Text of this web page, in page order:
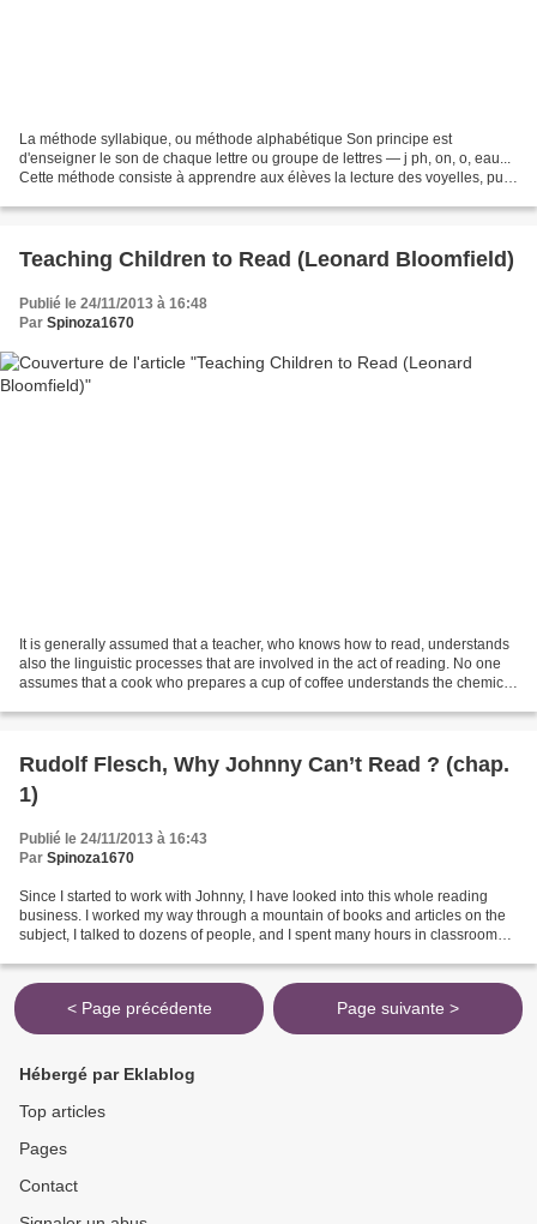
La méthode syllabique, ou méthode alphabétique Son principe est
d'enseigner le son de chaque lettre ou groupe de lettres — j ph, on, o, eau...
Cette méthode consiste à apprendre aux élèves la lecture des voyelles, puis
Teaching Children to Read (Leonard Bloomfield)
Publié le 24/11/2013 à 16:48
Par Spinoza1670
It is generally assumed that a teacher, who knows how to read, understands
also the linguistic processes that are involved in the act of reading. No one
assumes that a cook who prepares a cup of coffee understands the chemical
Rudolf Flesch, Why Johnny Can’t Read ? (chap.
1)
Publié le 24/11/2013 à 16:43
Par Spinoza1670
Since I started to work with Johnny, I have looked into this whole reading
business. I worked my way through a mountain of books and articles on the
subject, I talked to dozens of people, and I spent many hours in classrooms,
< Page précédente Page suivante >
Hébergé par Eklablog
Top articles
Pages
Contact